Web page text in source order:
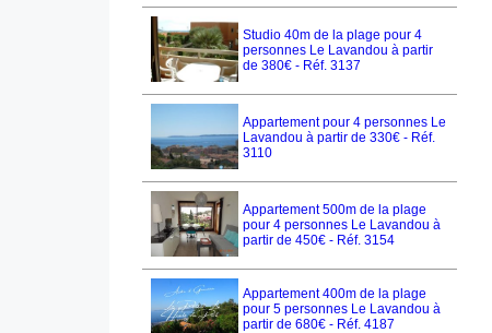
Studio 40m de la plage pour 4
personnes Le Lavandou à partir
de 380€ - Réf. 3137
Appartement pour 4 personnes Le
Lavandou à partir de 330€ - Réf.
3110
Appartement 500m de la plage
pour 4 personnes Le Lavandou à
partir de 450€ - Réf. 3154
Appartement 400m de la plage
pour 5 personnes Le Lavandou à
partir de 680€ - Réf. 4187